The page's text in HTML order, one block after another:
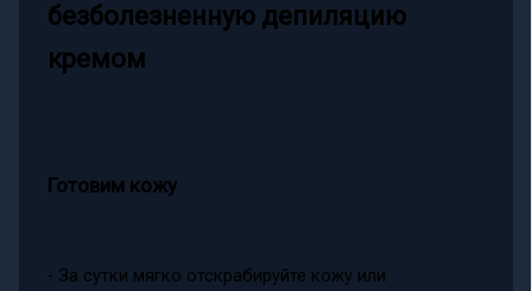
безболезненную депиляцию
кремом
Готовим кожу
- За сутки мягко отскрабируйте кожу или